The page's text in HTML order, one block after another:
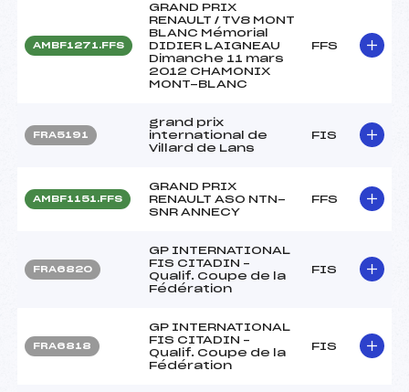
AMBF1271.FFS
GRAND PRIX
RENAULT / TV8 MONT
BLANC Mémorial
DIDIER LAIGNEAU
Dimanche 11 mars
2012 CHAMONIX
MONT-BLANC
FFS
FRA5191
grand prix
international de
Villard de Lans
FIS
AMBF1151.FFS
GRAND PRIX
RENAULT ASO NTN-
SNR ANNECY
FFS
FRA6820
GP INTERNATIONAL
FIS CITADIN –
Qualif. Coupe de la
Fédération
FIS
FRA6818
GP INTERNATIONAL
FIS CITADIN –
Qualif. Coupe de la
Fédération
FIS